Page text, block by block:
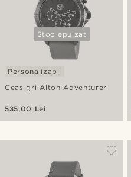
Stoc epuizat
Ceas gri Alton Adventurer
Personalizabil
535,00 Lei